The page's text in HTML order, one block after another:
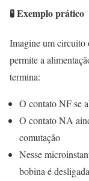
🧪 Exemplo prático
Imagine um circuito
permite a
termina:
O contato NF se
O contato NA
comutação
Nesse
bobina é